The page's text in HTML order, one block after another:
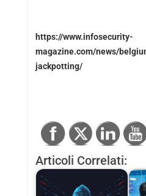
https://www.infosecurity-
magazine.com/news/
jackpotting/
Articoli Correlati: